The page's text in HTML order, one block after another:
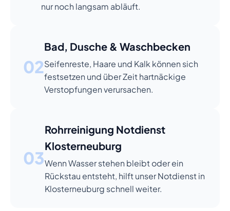
nur noch langsam abläuft.
02
Bad, Dusche & Waschbecken
Seifenreste, Haare und Kalk können sich
festsetzen und über Zeit hartnäckige
Verstopfungen verursachen.
03
Rohrreinigung Notdienst
Klosterneuburg
Wenn Wasser stehen bleibt oder ein
Rückstau entsteht, hilft unser Notdienst in
Klosterneuburg schnell weiter.